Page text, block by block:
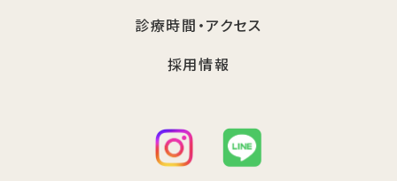
診療時間・アクセス
採用情報